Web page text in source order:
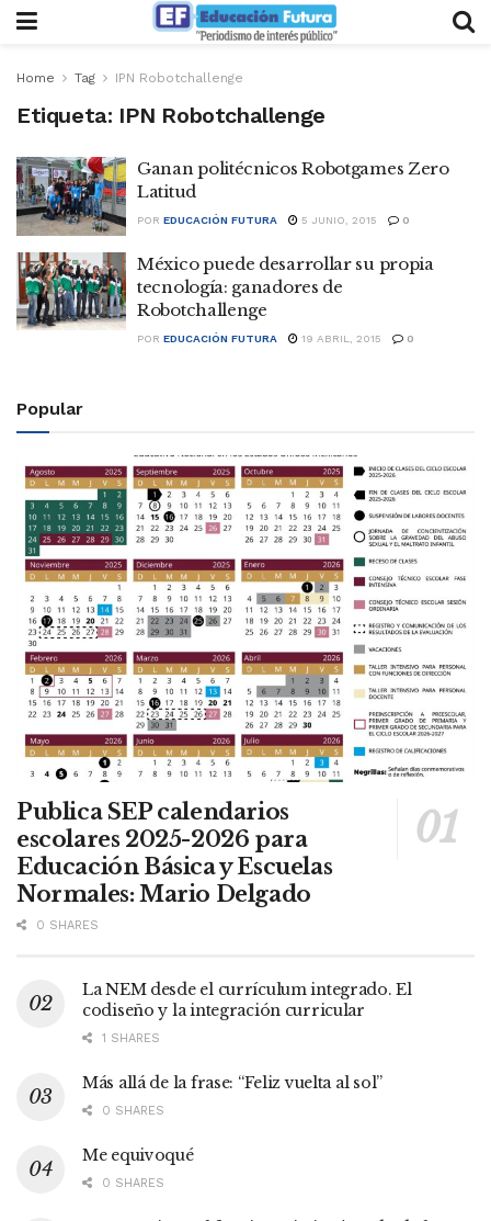
Home Tag IPN Robotchallenge
Etiqueta: IPN Robotchallenge
Ganan politécnicos Robotgames Zero
Latitud
POR EDUCACIÓN FUTURA 5 JUNIO, 2015 0
México puede desarrollar su propia
tecnología: ganadores de
Robotchallenge
POR EDUCACIÓN FUTURA 19 ABRIL, 2015 0
Popular
Publica SEP calendarios
escolares 2025-2026 para
Educación Básica y Escuelas
Normales: Mario Delgado
0 SHARES
La NEM desde el currículum integrado. El
codiseño y la integración curricular
1 SHARES
Más allá de la frase: “Feliz vuelta al sol”
0 SHARES
Me equivoqué
0 SHARES